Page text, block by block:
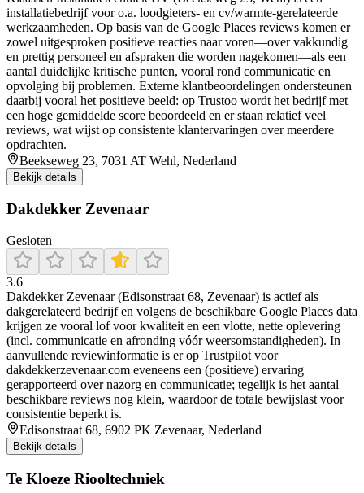
installatiebedrijf voor o.a. loodgieters- en cv/warmte-gerelateerde
werkzaamheden. Op basis van de Google Places reviews komen er
zowel uitgesproken positieve reacties naar voren—over vakkundig
en prettig personeel en afspraken die worden nagekomen—als een
aantal duidelijke kritische punten, vooral rond communicatie en
opvolging bij problemen. Externe klantbeoordelingen ondersteunen
daarbij vooral het positieve beeld: op Trustoo wordt het bedrijf met
een hoge gemiddelde score beoordeeld en er staan relatief veel
reviews, wat wijst op consistente klantervaringen over meerdere
opdrachten.
Beekseweg 23, 7031 AT Wehl, Nederland
Bekijk details
Dakdekker Zevenaar
Gesloten
3.6
Dakdekker Zevenaar (Edisonstraat 68, Zevenaar) is actief als
dakgerelateerd bedrijf en volgens de beschikbare Google Places data
krijgen ze vooral lof voor kwaliteit en een vlotte, nette oplevering
(incl. communicatie en afronding vóór weersomstandigheden). In
aanvullende reviewinformatie is er op Trustpilot voor
dakdekkerzevenaar.com eveneens een (positieve) ervaring
gerapporteerd over nazorg en communicatie; tegelijk is het aantal
beschikbare reviews nog klein, waardoor de totale bewijslast voor
consistentie beperkt is.
Edisonstraat 68, 6902 PK Zevenaar, Nederland
Bekijk details
Te Kloeze Riooltechniek